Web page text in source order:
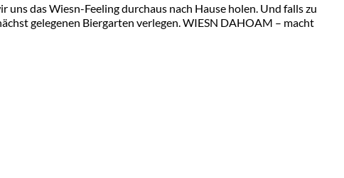
das Wiesn-Feeling durchaus nach Hause holen. Und falls zu
gelegenen Biergarten verlegen. WIESN DAHOAM – macht